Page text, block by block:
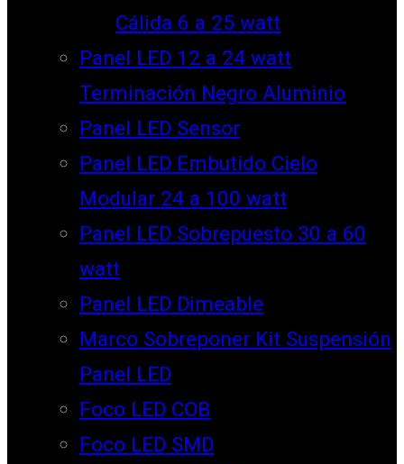
Cálida 6 a 25 watt
Panel LED 12 a 24 watt
Terminación Negro Aluminio
Panel LED Sensor
Panel LED Embutido Cielo
Modular 24 a 100 watt
Panel LED Sobrepuesto 30 a 60
watt
Panel LED Dimeable
Marco Sobreponer Kit Suspensión
Panel LED
Foco LED COB
Foco LED SMD